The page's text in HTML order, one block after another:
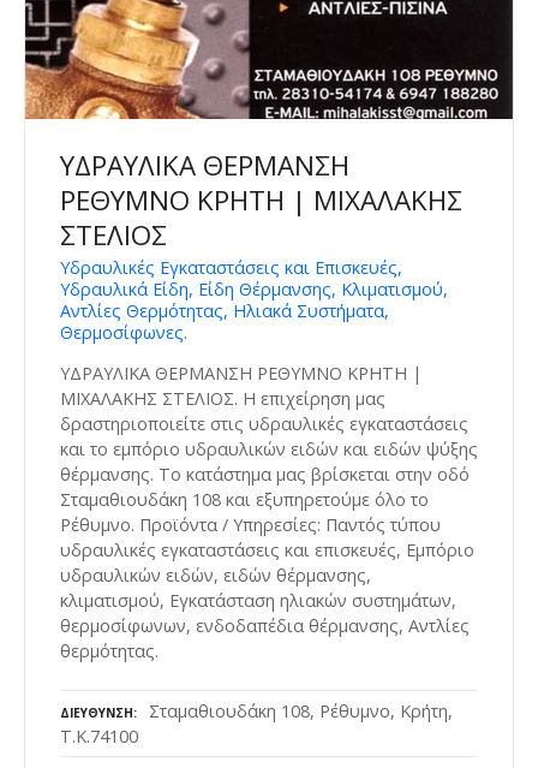
ΥΔΡΑΥΛΙΚΑ ΘΕΡΜΑΝΣΗ
ΡΕΘΥΜΝΟ ΚΡΗΤΗ | ΜΙΧΑΛΑΚΗΣ
ΣΤΕΛΙΟΣ
Υδραυλικές Εγκαταστάσεις και Επισκευές,
Υδραυλικά Είδη, Είδη Θέρμανσης, Κλιματισμού,
Αντλίες Θερμότητας, Ηλιακά Συστήματα,
Θερμοσίφωνες.
ΥΔΡΑΥΛΙΚΑ ΘΕΡΜΑΝΣΗ ΡΕΘΥΜΝΟ ΚΡΗΤΗ |
ΜΙΧΑΛΑΚΗΣ ΣΤΕΛΙΟΣ. Η επιχείρηση μας
δραστηριοποιείτε στις υδραυλικές εγκαταστάσεις
και το εμπόριο υδραυλικών ειδών και ειδών ψύξης
θέρμανσης. Το κατάστημα μας βρίσκεται στην οδό
Σταμαθιουδάκη 108 και εξυπηρετούμε όλο το
Ρέθυμνο. Προϊόντα / Υπηρεσίες: Παντός τύπου
υδραυλικές εγκαταστάσεις και επισκευές, Εμπόριο
υδραυλικών ειδών, ειδών θέρμανσης,
κλιματισμού, Εγκατάσταση ηλιακών συστημάτων,
θερμοσίφωνων, ενδοδαπέδια θέρμανσης, Αντλίες
θερμότητας.
ΔΙΕΎΘΥΝΣΗ
Σταμαθιουδάκη 108, Ρέθυμνο, Κρήτη,
Τ.Κ.74100